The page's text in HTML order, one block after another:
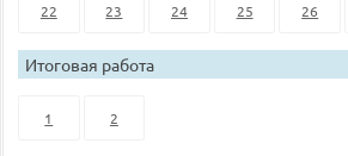
22 23 24 25 26
Итоговая работа
1 2